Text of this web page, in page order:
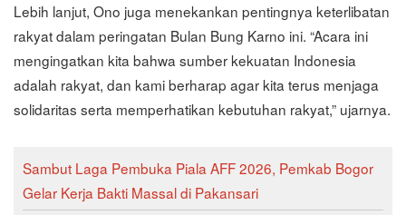
Lebih lanjut, Ono juga menekankan pentingnya keterlibatan
rakyat dalam peringatan Bulan Bung Karno ini. “Acara ini
mengingatkan kita bahwa sumber kekuatan Indonesia
adalah rakyat, dan kami berharap agar kita terus menjaga
solidaritas serta memperhatikan kebutuhan rakyat,” ujarnya.
Sambut Laga Pembuka Piala AFF 2026, Pemkab Bogor
Gelar Kerja Bakti Massal di Pakansari